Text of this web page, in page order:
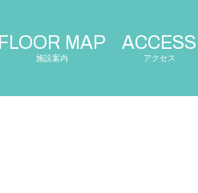
FLOOR MAP
施設案内
ACCESS
アクセス